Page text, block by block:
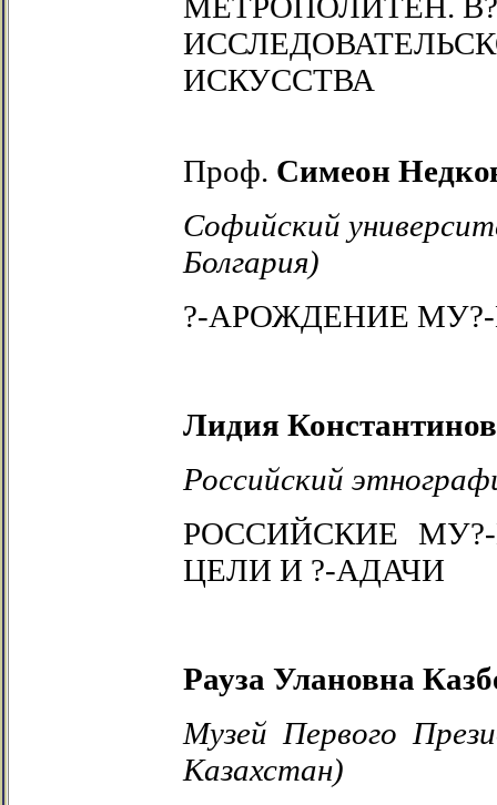
ИСКУССТВА
Проф. Симеон
Софийский
Болгария)
?-АРОЖДЕНИЕ
Лидия
Российский
РОССИЙСКИЕ
ЦЕЛИ И ?-АДАЧИ
Рауза Улановна
Музей Первого
Казахстан)